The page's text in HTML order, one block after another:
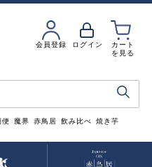
会員登録 ログイン
カート
を見る
魔界 赤鳥居 飲み比べ 焼き芋